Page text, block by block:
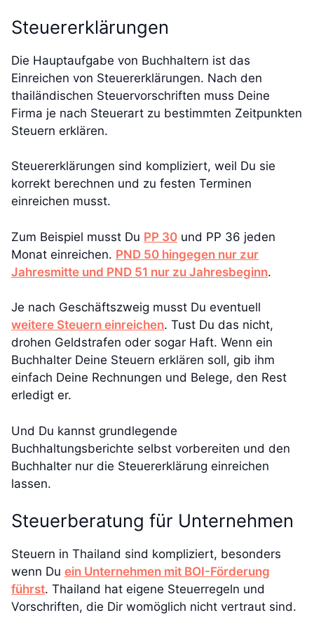
Steuererklärungen
Die Hauptaufgabe von Buchhaltern ist das
Einreichen von Steuererklärungen. Nach den
thailändischen Steuervorschriften muss Deine
Firma je nach Steuerart zu bestimmten Zeitpunkten
Steuern erklären.
Steuererklärungen sind kompliziert, weil Du sie
korrekt berechnen und zu festen Terminen
einreichen musst.
Zum Beispiel musst Du PP 30 und PP 36 jeden
Monat einreichen. PND 50 hingegen nur zur
Jahresmitte und PND 51 nur zu Jahresbeginn.
Je nach Geschäftszweig musst Du eventuell
weitere Steuern einreichen. Tust Du das nicht,
drohen Geldstrafen oder sogar Haft. Wenn ein
Buchhalter Deine Steuern erklären soll, gib ihm
einfach Deine Rechnungen und Belege, den Rest
erledigt er.
Und Du kannst grundlegende
Buchhaltungsberichte selbst vorbereiten und den
Buchhalter nur die Steuererklärung einreichen
lassen.
Steuerberatung für Unternehmen
Steuern in Thailand sind kompliziert, besonders
wenn Du ein Unternehmen mit BOI-Förderung
führst. Thailand hat eigene Steuerregeln und
Vorschriften, die Dir womöglich nicht vertraut sind.